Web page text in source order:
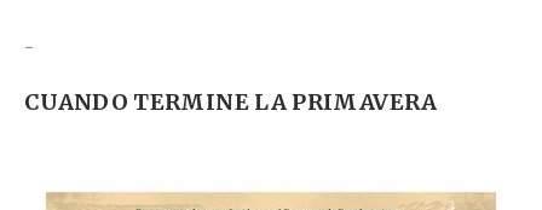
–
CUANDO TERMINE LA PRIMAVERA